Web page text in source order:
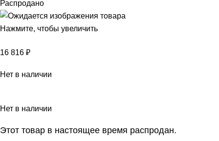
Распродано
Нажмите, чтобы увеличить
16 816 ₽
Нет в наличии
Нет в наличии
Этот товар в настоящее время распродан.